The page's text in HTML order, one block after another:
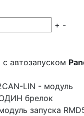
+ -
автозапуском
LIN - модуль
брелок
запуска